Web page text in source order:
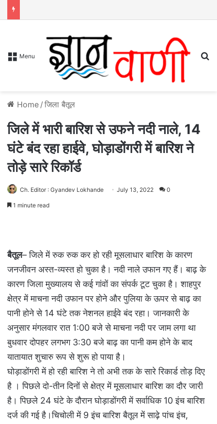
Menu
Home / जिला बैतूल
जिले में भारी बारिश से उफने नदी नाले, 14
घंटे बंद रहा हाईवे, घोड़ाडोंगरी में बारिश ने
तोड़े सारे रिकॉर्ड
Ch. Editor : Gyandev Lokhande July 13, 2022 0
1 minute read
बैतूल– जिले में रुक रुक कर हो रही मूसलाधार बारिश के कारण
जनजीवन अस्त-व्यस्त हो चुका है। नदी नाले उफान गए हैं। बाढ़ के
कारण जिला मुख्यालय से कई गांवों का संपर्क टूट चुका है। शाहपुर
क्षेत्र में माचना नदी उफान पर होने और पुलिया के ऊपर से बाढ़ का
पानी होने से 14 घंटे तक नेशनल हाईवे बंद रहा। जानकारी के
अनुसार मंगलवार रात 1:00 बजे से माचना नदी पर जाम लगा था
बुधवार दोपहर लगभग 3:30 बजे बाढ़ का पानी कम होने के बाद
यातायात शुचारु रूप से शुरू हो पाया है।
घोड़ाडोंगरी में हो रही बारिश ने तो अभी तक के सारे रिकार्ड तोड़ दिए
है । पिछले दो-तीन दिनों से क्षेत्र में मूसलाधार बारिश का दौर जारी
है। पिछले 24 घंटे के दौरान घोड़ाडोंगरी में सर्वाधिक 10 इंच बारिश
दर्ज की गई है।चिचोली में 9 इंच बारिश बैतूल में साढ़े पांच इंच,